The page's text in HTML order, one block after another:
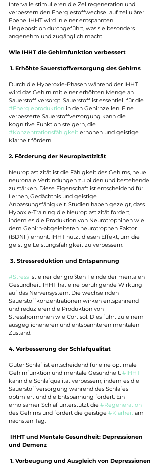
Intervalle stimulieren die Zellregeneration und
verbessern den Energiestoffwechsel auf zellulärer
Ebene. IHHT wird in einer entspannten
Liegeposition durchgeführt, was sie besonders
angenehm und zugänglich macht.
Wie IHHT die Gehirnfunktion verbessert
1. Erhöhte Sauerstoffversorgung des Gehirns
Durch die Hyperoxie-Phasen während der IHHT
wird das Gehirn mit einer erhöhten Menge an
Sauerstoff versorgt. Sauerstoff ist essentiell für die
#Energieproduktion in den Gehirnzellen. Eine
verbesserte Sauerstoffversorgung kann die
kognitive Funktion steigern, die
#Konzentrationsfähigkeit erhöhen und geistige
Klarheit fördern.
2. Förderung der Neuroplastizität
Neuroplastizität ist die Fähigkeit des Gehirns, neue
neuronale Verbindungen zu bilden und bestehende
zu stärken. Diese Eigenschaft ist entscheidend für
Lernen, Gedächtnis und geistige
Anpassungsfähigkeit. Studien haben gezeigt, dass
Hypoxie-Training die Neuroplastizität fördert,
indem es die Produktion von Neurotrophinen wie
dem Gehirn-abgeleiteten neurotrophen Faktor
(BDNF) erhöht. IHHT nutzt diesen Effekt, um die
geistige Leistungsfähigkeit zu verbessern.
3. Stressreduktion und Entspannung
#Stress ist einer der größten Feinde der mentalen
Gesundheit. IHHT hat eine beruhigende Wirkung
auf das Nervensystem. Die wechselnden
Sauerstoffkonzentrationen wirken entspannend
und reduzieren die Produktion von
Stresshormonen wie Cortisol. Dies führt zu einem
ausgeglicheneren und entspannteren mentalen
Zustand.
4. Verbesserung der Schlafqualität
Guter Schlaf ist entscheidend für eine optimale
Gehirnfunktion und mentale Gesundheit. #IHHT
kann die Schlafqualität verbessern, indem es die
Sauerstoffversorgung während des Schlafes
optimiert und die Entspannung fördert. Ein
erholsamer Schlaf unterstützt die #Regeneration
des Gehirns und fördert die geistige #Klarheit am
nächsten Tag.
IHHT und Mentale Gesundheit: Depressionen
und Demenz
1. Vorbeugung und Ausgleich von Depressionen